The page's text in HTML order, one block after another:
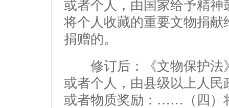
或者个人，由国家给予精
将个人收藏的重要文物捐
捐赠的。
修订后：《文物保护法
或者个人，由县级以上人
或者物质奖励：……（四）